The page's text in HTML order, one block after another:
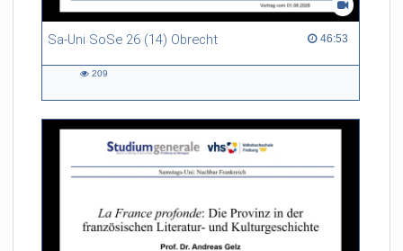
Sa-Uni SoSe 26 (14) Obrecht 46:53
46:53 duration
209